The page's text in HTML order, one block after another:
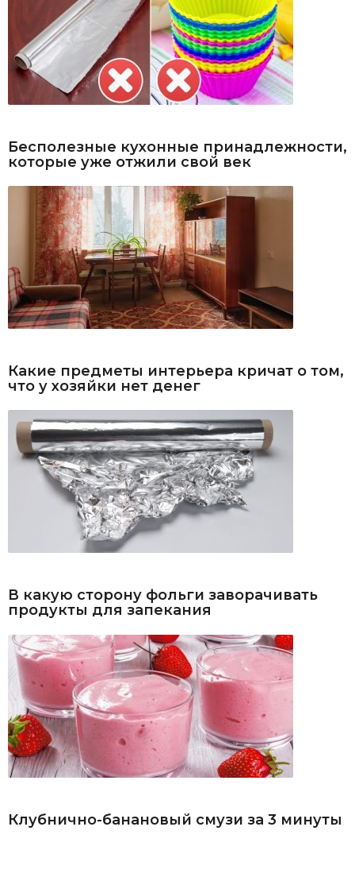
Бесполезные кухонные принадлежности,
которые уже отжили свой век
Какие предметы интерьера кричат о том,
что у хозяйки нет денег
В какую сторону фольги заворачивать
продукты для запекания
Клубнично-банановый смузи за 3 минуты